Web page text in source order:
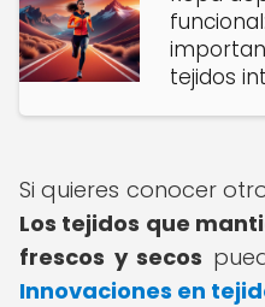
tejidos
Si quieres conocer
Los tejidos que
frescos y secos
Innovaciones en